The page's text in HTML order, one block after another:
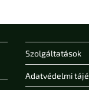
Szolgáltatások
Adatvédelmi